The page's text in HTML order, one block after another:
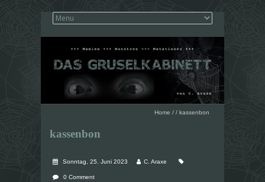
Home / / kassenbon
kassenbon
Sonntag, 25. Juni 2023 C. Araxe
0 Comment